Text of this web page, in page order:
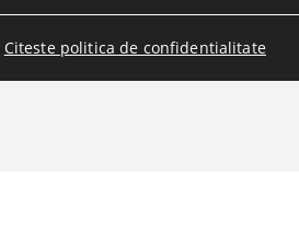
Citeste politica de confidentialitate